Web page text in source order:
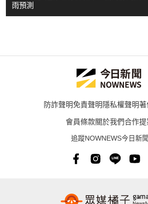
雨預測
防詐聲明免責聲明隱私權聲明
會員條款關於我們合作
追蹤NOWNEWS今日新聞